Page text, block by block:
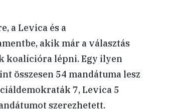
a Levica és a
akik már a választás
koalícióra lépni. Egy ilyen
összesen 54 mandátuma lesz
7, Levica 5
szerezhetett.